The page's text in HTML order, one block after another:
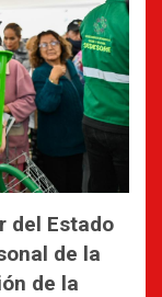
del Estado
de la
de la